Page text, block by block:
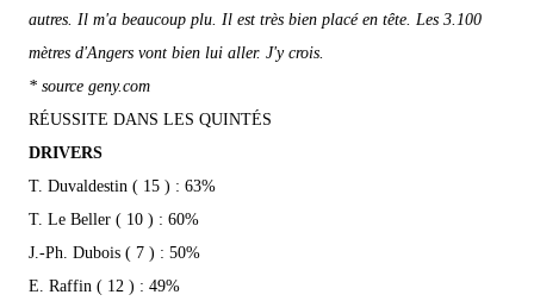
autres. Il m'a beaucoup plu. Il est très bien placé en tête. Les 3.100
mètres d'Angers vont bien lui aller. J'y crois.
* source geny.com
RÉUSSITE DANS LES QUINTÉS
DRIVERS
T. Duvaldestin ( 15 ) : 63%
T. Le Beller ( 10 ) : 60%
J.-Ph. Dubois ( 7 ) : 50%
E. Raffin ( 12 ) : 49%